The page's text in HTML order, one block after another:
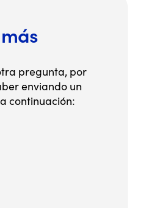
pregunta, por
enviando un
continuación: